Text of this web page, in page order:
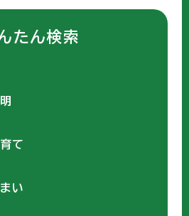
たん検索
て
い